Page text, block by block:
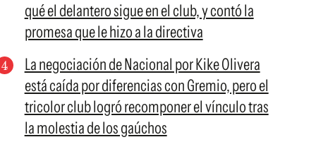
qué el delantero sigue en el club, y contó la
promesa que le hizo a la directiva
La negociación de Nacional por Kike Olivera
está caída por diferencias con Gremio, pero el
tricolor club logró recomponer el vínculo tras
la molestia de los gaúchos